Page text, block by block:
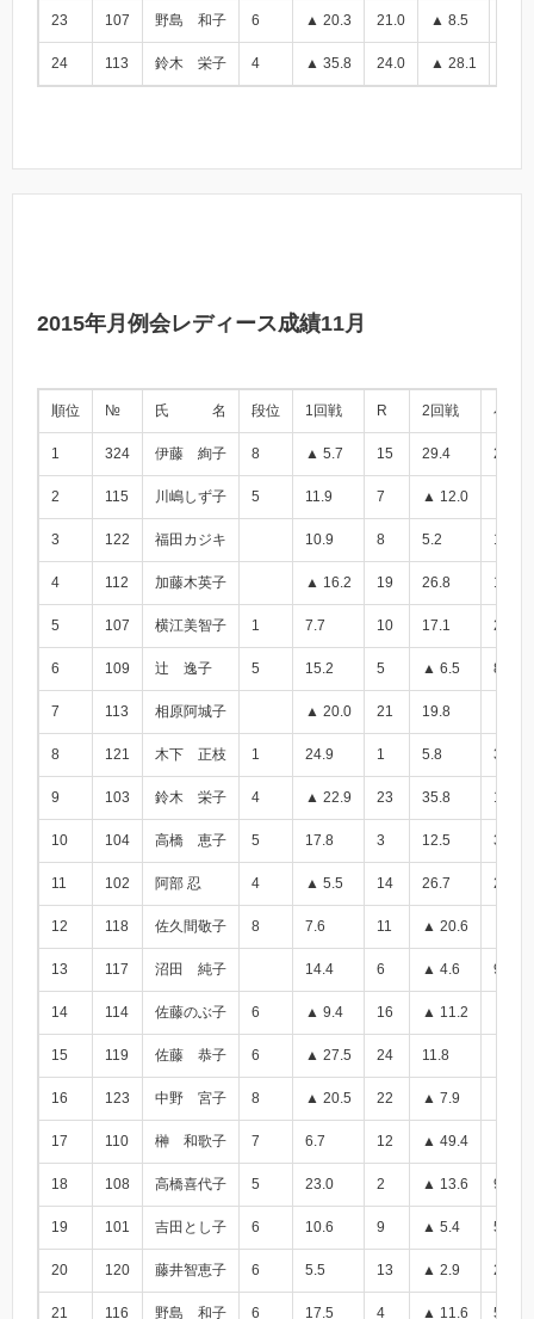
23 107 野島 和子 6 ▲ 20.3 21.0 ▲ 8.5
24 113 鈴木 栄子 4 ▲ 35.8 24.0 ▲ 28.1
2015年月例会レディース成績11月
順位 № 氏 名 段位 1回戦 R 2回戦 小計
1 324 伊藤 絢子 8 ▲ 5.7 15 29.4 23.7
2 115 川嶋しず子 5 11.9 7 ▲ 12.0
3 122 福田カジキ 10.9 8 5.2 16.1
4 112 加藤木英子 ▲ 16.2 19 26.8 10.6
5 107 横江美智子 1 7.7 10 17.1 24.8
6 109 辻 逸子 5 15.2 5 ▲ 6.5 8.7
7 113 相原阿城子 ▲ 20.0 21 19.8
8 121 木下 正枝 1 24.9 1 5.8 30.7
9 103 鈴木 栄子 4 ▲ 22.9 23 35.8 12.9
10 104 高橋 恵子 5 17.8 3 12.5 30.3
11 102 阿部 忍 4 ▲ 5.5 14 26.7 21.2
12 118 佐久間敬子 8 7.6 11 ▲ 20.6
13 117 沼田 純子 14.4 6 ▲ 4.6 9.8
14 114 佐藤のぶ子 6 ▲ 9.4 16 ▲ 11.2
15 119 佐藤 恭子 6 ▲ 27.5 24 11.8
16 123 中野 宮子 8 ▲ 20.5 22 ▲ 7.9
17 110 榊 和歌子 7 6.7 12 ▲ 49.4
18 108 高橋喜代子 5 23.0 2 ▲ 13.6 9.4
19 101 吉田とし子 6 10.6 9 ▲ 5.4 5.2
20 120 藤井智恵子 6 5.5 13 ▲ 2.9 2.6
21 116 野島 和子 6 17.5 4 ▲ 11.6 5.9